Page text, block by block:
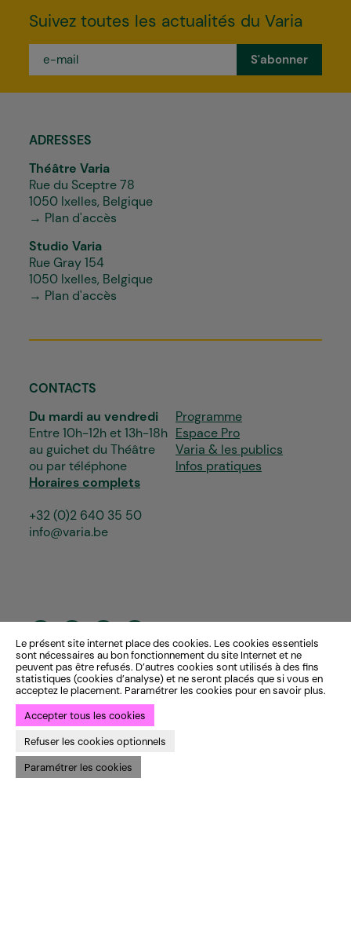
Le présent site internet place des cookies. Les cookies essentiels
sont nécessaires au bon fonctionnement du site Internet et ne
peuvent pas être refusés. D’autres cookies sont utilisés à des fins
statistiques (cookies d’analyse) et ne seront placés que si vous en
acceptez le placement. Paramétrer les cookies pour en savoir plus.
Accepter tous les cookies
Refuser les cookies optionnels
Paramétrer les cookies
Suivez toutes les actualités du Varia
mail
ADRESSES
Théâtre Varia
Rue du Sceptre 78
1050 Ixelles, Belgique
→ Plan d'accès
Studio Varia
Rue Gray 154
1050 Ixelles, Belgique
→ Plan d'accès
CONTACTS
Du mardi au vendredi
Entre 10h-12h et 13h-18h
au guichet du Théâtre
ou par téléphone
Horaires complets
+32 (0)2 640 35 50
info@varia.be
Programme
Espace Pro
Varia & les publics
Infos pratiques